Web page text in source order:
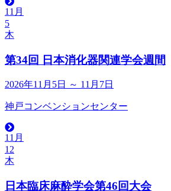
11月
5
木
第34回 日本消化器関連学会週間
2026年11月5日 ～ 11月7日
神戸コンベンションセンター
11月
12
木
日本臨床麻酔学会第46回大会